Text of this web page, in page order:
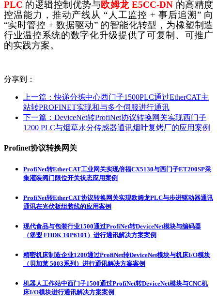
PLC 的逻辑控制优势与欧姆龙 E5CC-DN 的高精度
控温能力，推动产线从 “人工监控 + 事后追溯” 向
“实时管控 + 数据驱动” 的智能化转型，为橡塑制造
行业温控系统的数字化升级提供了可复制、可推广
的实践方案。
分享到：
上一篇：快递分拣中心西门子1500PLC通过EtherCAT主
站转PROFINET实现和与多个伺服进行通讯
下一篇： DeviceNet转ProfiNet协议转换网关实现西门子
1200 PLC与烟草水分传感器通讯烟叶复烤厂的应用案例
Profinet协议转换网关
ProfiNet转EtherCAT工业网关实现倍福CX5130与西门子ET200SP采
集灌装阀门限位开关状态应用案例
ProfiNet转EtherCAT协议转换网关实现欧姆龙PLC与步进驱动器通讯
通讯在光伏板组装线的应用案例
现代食品与包装行业1500通过ProfiNet转DeviceNet模块与编码器
（堡盟 FHDK 10P6101）进行通讯解决方案案例
精密机床制造企业1200通过ProfiNet转DeviceNet模块与机床I/O模块
（贝加莱 5003系列）进行通讯解决方案案例
机器人工作站中西门子1500通过ProfiNet转DeviceNet模块与CNC机
床I/O模块进行通讯解决方案案例